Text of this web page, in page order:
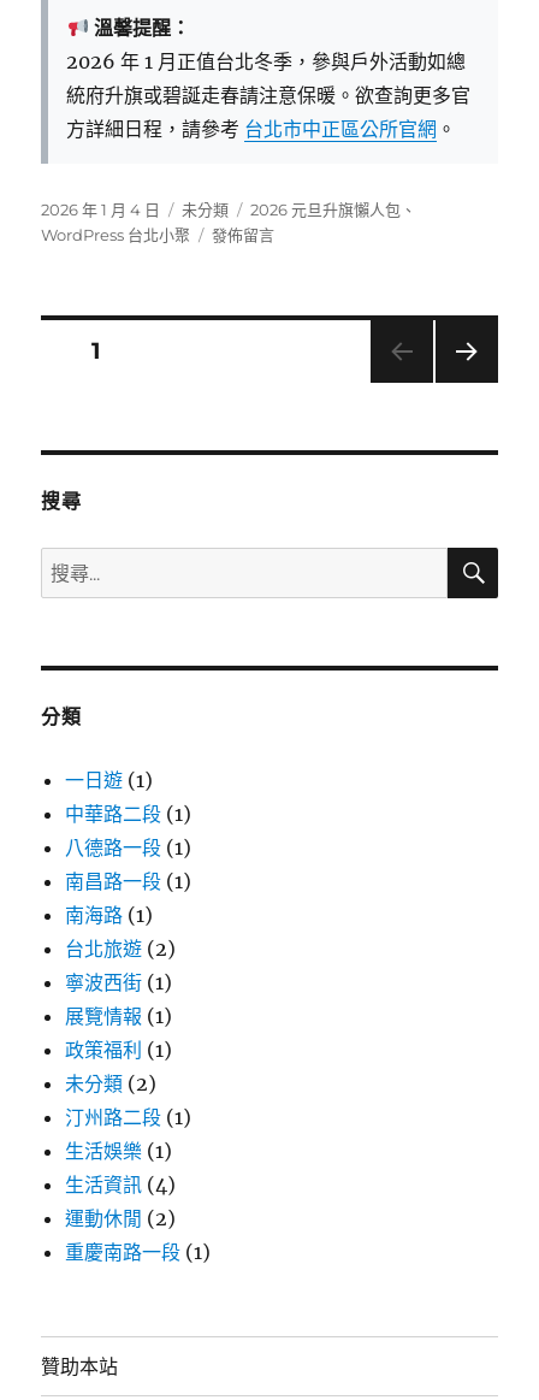
溫馨提醒：
2026 年 1 月正值台北冬季，參與戶外活動如總
統府升旗或碧誕走春請注意保暖。欲查詢更多官
方詳細日程，請參考 台北市中正區公所官網 。
發
佈
2026 年 1 月 4 日
分
類
未分類
標
籤
2026 元旦升旗懶人包 、
WordPress 台北小聚
在
1
府
發佈留言
分
頁次1
搜尋
搜
尋
鍵
搜
分類
一日遊 (1)
中華路二段 (1)
八德路一段 (1)
南昌路一段 (1)
南海路 (1)
台北旅遊 (2)
寧波西街 (1)
展覽情報 (1)
政策福利 (1)
未分類 (2)
汀州路二段 (1)
生活娛樂 (1)
生活資訊 (4)
運動休閒 (2)
重慶南路一段 (1)
贊助本站